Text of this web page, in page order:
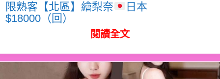
限熟客【北區】繪梨奈
日本
$18000（回）
閱讀全文